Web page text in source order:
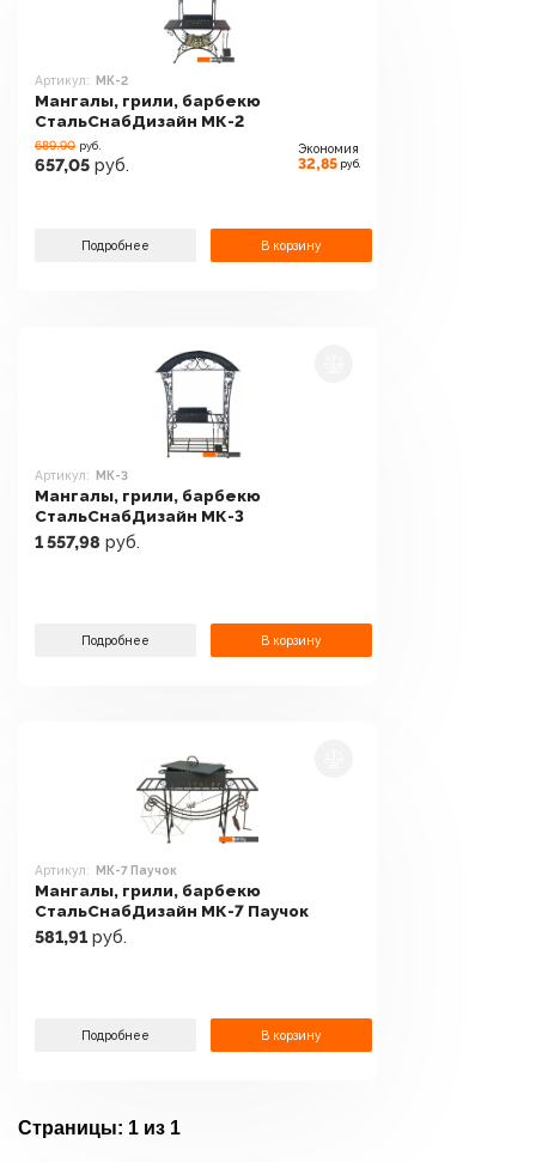
Артикул: МК-2
Мангалы, грили, барбекю
СтальСнабДизайн МК-2
689.90 руб.
657,05 руб.
Экономия
32,85 руб.
Подробнее В корзину
Артикул: МК-3
Мангалы, грили, барбекю
СтальСнабДизайн МК-3
1 557,98 руб.
Подробнее В корзину
Артикул: МК-7 Паучок
Мангалы, грили, барбекю
СтальСнабДизайн МК-7 Паучок
581,91 руб.
Подробнее В корзину
Страницы: 1 из 1